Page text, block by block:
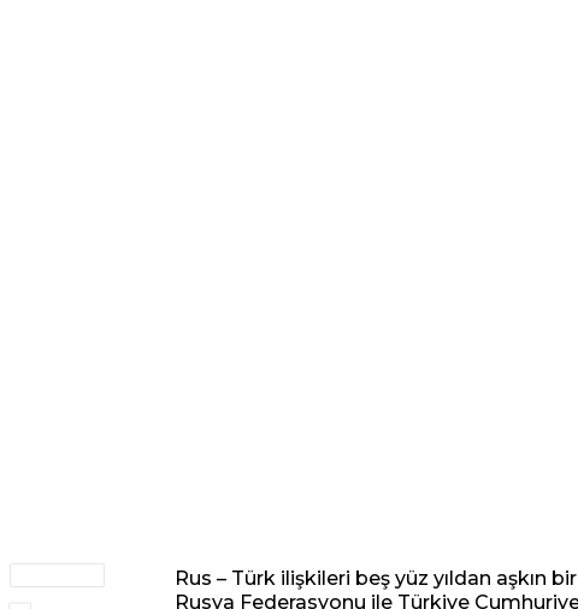
Rus – Türk ilişkileri beş yüz yıldan aşkın
Rusya Federasyonu ile Türkiye